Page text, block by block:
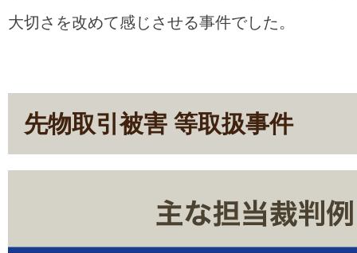
大切さを改めて感じさせる事件でした。
先物取引被害 等取扱事件